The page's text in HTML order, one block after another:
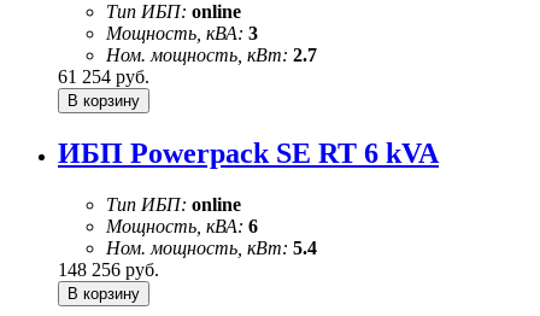
Тип ИБП: online
Мощность, кВА: 3
Ном. мощность, кВт: 2.7
61 254 руб.
ИБП Powerpack SE RT 6 kVA
Тип ИБП: online
Мощность, кВА: 6
Ном. мощность, кВт: 5.4
148 256 руб.